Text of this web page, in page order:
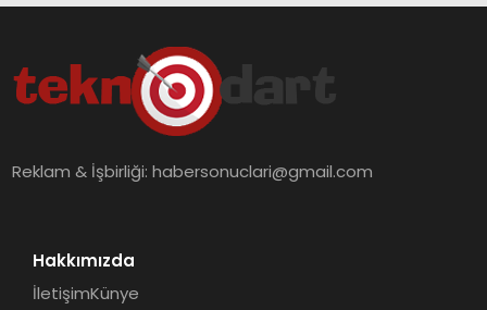
Reklam & İşbirliği:habersonuclari@gmail.com
Hakkımızda
İletişimKünye